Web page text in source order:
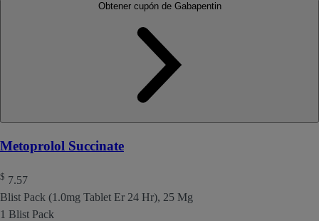
Obtener cupón de Gabapentin
Metoprolol Succinate
$ 7.57
Blist Pack (1.0mg Tablet Er 24 Hr), 25 Mg
1 Blist Pack